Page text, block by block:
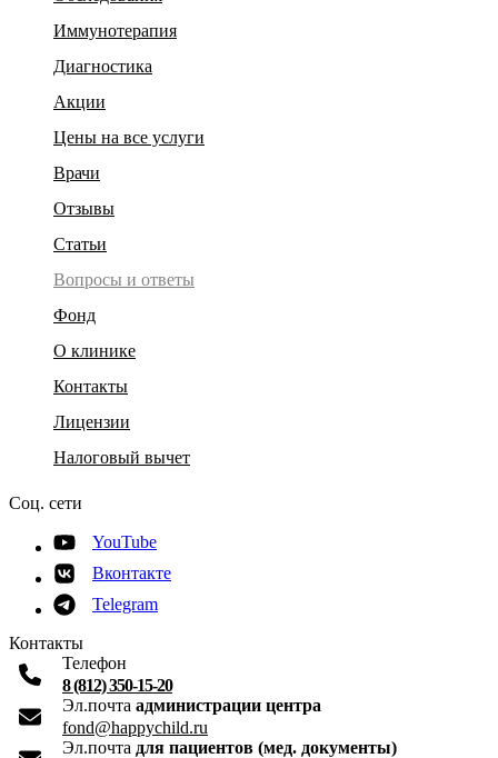
Иммунотерапия
Диагностика
Акции
Цены на все услуги
Врачи
Отзывы
Статьи
Вопросы и ответы
Фонд
О клинике
Контакты
Лицензии
Налоговый вычет
Соц. сети
YouTube
Вконтакте
Telegram
Контакты
Телефон
8 (812) 350-15-20
Эл.почта администрации центра
fond@happychild.ru
Эл.почта для пациентов (мед. документы)